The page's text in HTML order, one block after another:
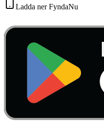
Ladda ner FyndaNu